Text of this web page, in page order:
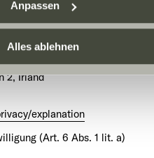
Klicken Sie auf Ablehnen,
gesetzt, die für den
der
Anpassen
Alles ablehnen
/ Meta Pixel
Ireland Limited,
2, Irland
explanation
(Art. 6 Abs. 1 lit. a)